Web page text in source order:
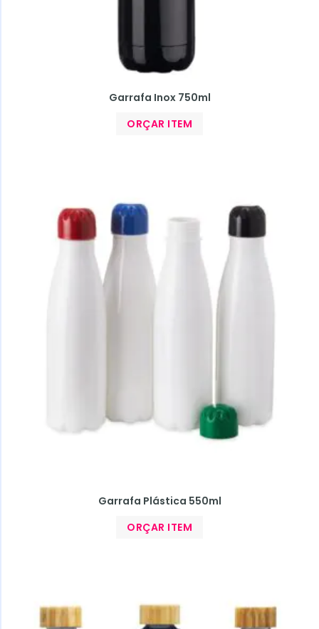
Garrafa Inox 750ml
ORÇAR ITEM
Garrafa Plástica 550ml
ORÇAR ITEM